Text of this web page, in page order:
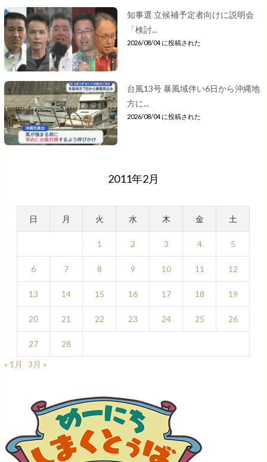
知事選 立候補予定者向けに説明会
「検討...
2026/08/04 に投稿された
台風13号 暴風域伴い6日から沖縄地
方に...
2026/08/04 に投稿された
2011年2月
日 月 火 水 木 金 土
1 2 3 4 5
6 7 8 9 10 11 12
13 14 15 16 17 18 19
20 21 22 23 24 25 26
27
28
« 1月
3月 »